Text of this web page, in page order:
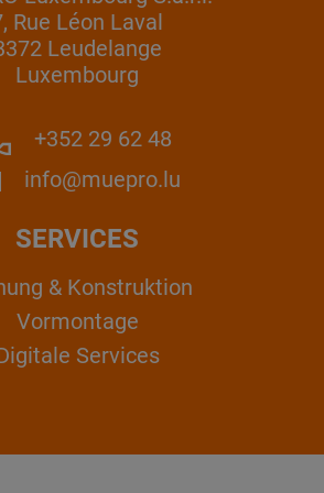
Rue Léon Laval
Leudelange
Luxembourg
+352 29 62 48
info@muepro.lu
SERVICES
& Konstruktion
Vormontage
Services